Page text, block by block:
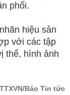
phối.
hiệu sản
với các tập
thế, hình ảnh
TTXVN/Báo Tin tức